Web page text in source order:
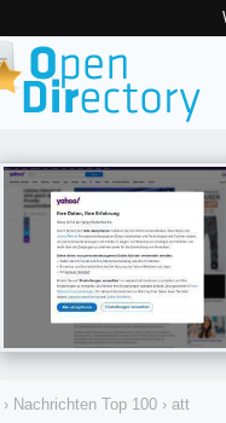
› Nachrichten Top 100 › att